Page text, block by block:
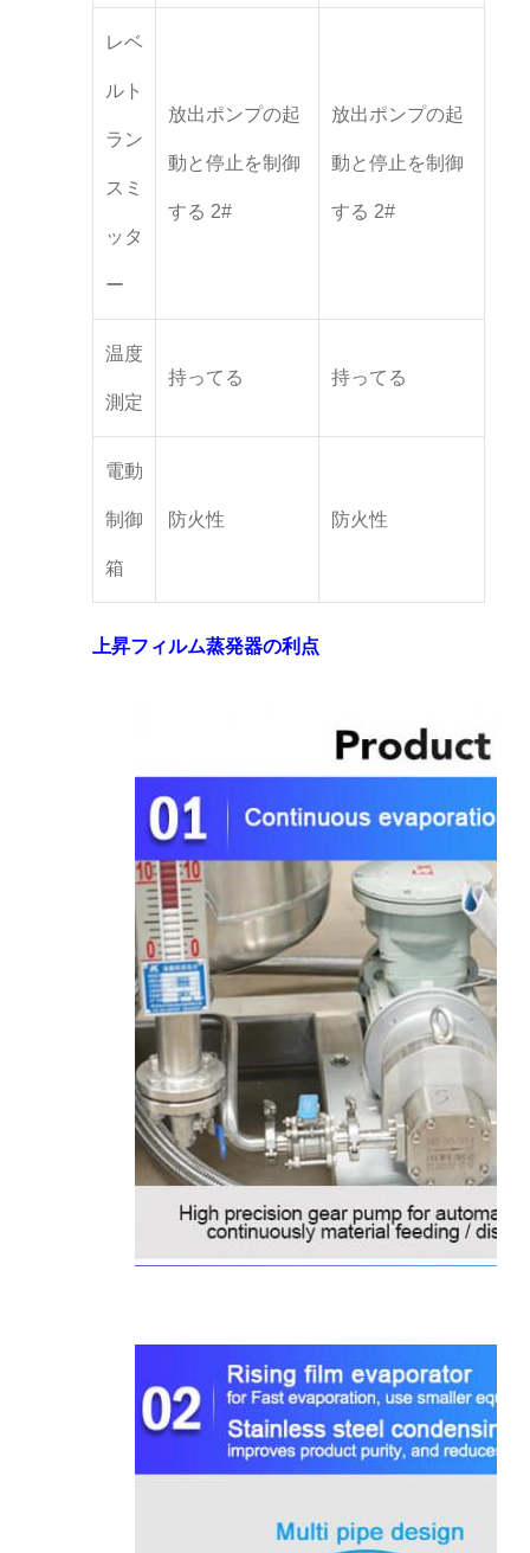
レベ
ルト
ラン
スミ
ッタ
ー
放出ポンプの起
動と停止を制御
する 2#
放出ポンプの起
動と停止を制御
する 2#
温度
測定
持ってる 持ってる
電動
制御
箱
防火性 防火性
上昇フィルム蒸発器の利点